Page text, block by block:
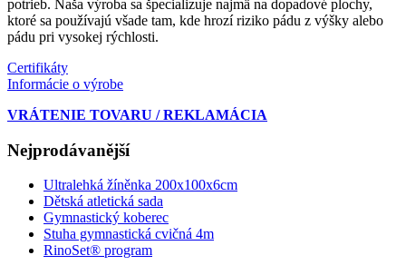
potrieb. Naša výroba sa špecializuje najmä na dopadové plochy,
ktoré sa používajú všade tam, kde hrozí riziko pádu z výšky alebo
pádu pri vysokej rýchlosti.
Certifikáty
Informácie o výrobe
VRÁTENIE TOVARU / REKLAMÁCIA
Nejprodávanější
Ultralehká žíněnka 200x100x6cm
Dětská atletická sada
Gymnastický koberec
Stuha gymnastická cvičná 4m
RinoSet® program